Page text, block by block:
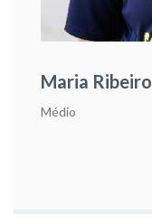
Maria Ribeiro
Médio